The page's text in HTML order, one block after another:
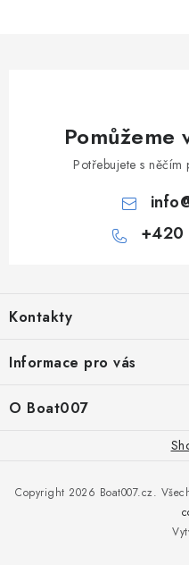
Pomůžeme
Potřebujete s něčím
info
+420
p
a
Kontakty
+420 775 473 808
PŘÍJEM/VÝDEJ/SERVIS
Informace pro vás
Obchodní podmínky
Podmínky ochrany osobních
O Boat007
Copyright 2026 Boat007.cz.